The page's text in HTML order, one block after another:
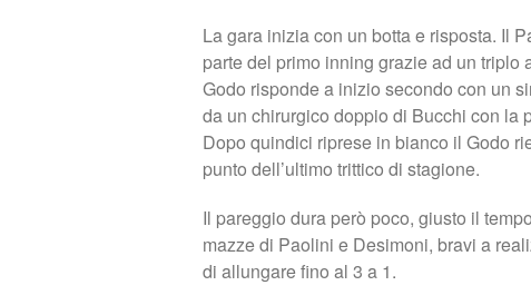
La gara inizia con un botta e risposta. Il
parte del primo inning grazie ad un
Godo risponde a inizio secondo con un
da un chirurgico doppio di Bucchi con la
Dopo quindici riprese in bianco il Godo
punto dell’ultimo trittico di stagione.
Il pareggio dura però poco, giusto il
mazze di Paolini e Desimoni, bravi a
di allungare fino al 3 a 1.